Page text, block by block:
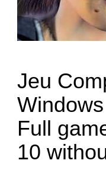
Jeu
Full
10